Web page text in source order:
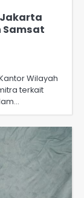
Jakarta
Samsat
Wilayah
terkait